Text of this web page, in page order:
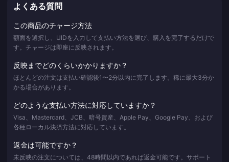
よくある質問
この商品のチャージ方法
額面を選択し、UIDを入力して支払い方法を選び、購入を完了するだけで
す。チャージは即座に反映されます。
反映までどのくらいかかりますか？
ほとんどの注文は支払い確認後1〜2分以内に完了します。稀に最大3分か
かる場合があります。
どのような支払い方法に対応していますか？
Visa、Mastercard、JCB、暗号資産、Apple Pay、Google Pay、および
各種ローカル決済方法に対応しています。
返金は可能ですか？
未反映の注文については、48時間以内であれば返金可能です。サポート